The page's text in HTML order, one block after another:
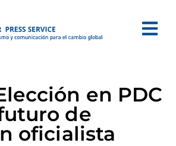
en PDC
de
oficialista